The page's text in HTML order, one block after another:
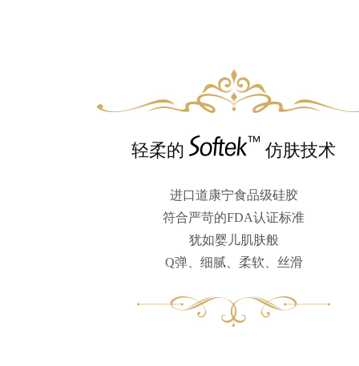
轻柔的 仿肤技术
进口道康宁食品级硅胶
符合严苛的FDA认证标准
犹如婴儿肌肤般
Q弹、细腻、柔软、丝滑